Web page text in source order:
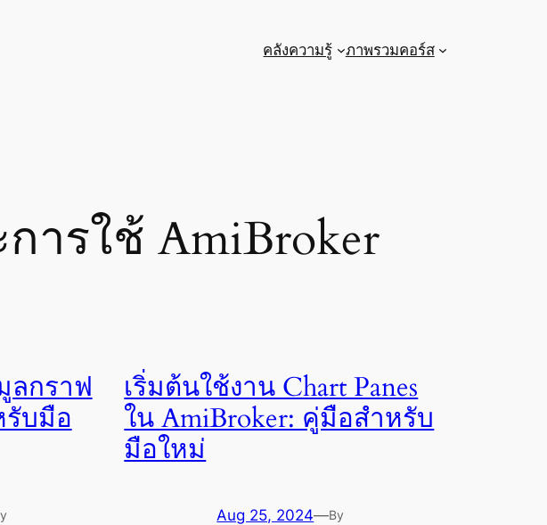
คลังความรู้ ภาพรวมคอร์ส
ารใช้ AmiBroker
ลกราฟ
รับมือ
เริ่มต้นใช้งาน Chart Panes
ใน AmiBroker: คู่มือสำหรับ
มือใหม่
Aug 25, 2024—By